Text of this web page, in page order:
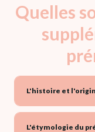
Quelles
L'histoire et
L'étymologie du